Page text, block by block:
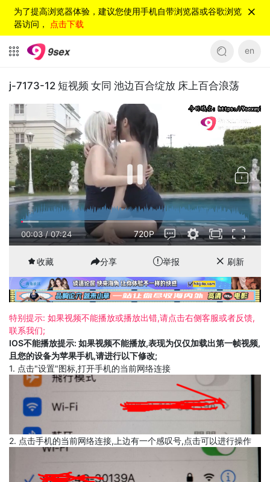
为了提高浏览器体验，建议您使用手机自带浏览器或谷歌浏览
器访问， 点击下载
en
j-7173-12 短视频 女同 池边百合绽放 床上百合浪荡
00:03/07:24 720P
收藏 分享 举报 刷新
特别提示: 如果视频不能播放或播放出错,请点击右侧客服或者反馈,
联系我们;
IOS不能播放提示: 如果视频不能播放,表现为仅仅加载出第一帧视频,
且您的设备为苹果手机,请进行以下修改;
1. 点击"设置"图标,打开手机的当前网络连接
2. 点击手机的当前网络连接,上边有一个感叹号,点击可以进行操作